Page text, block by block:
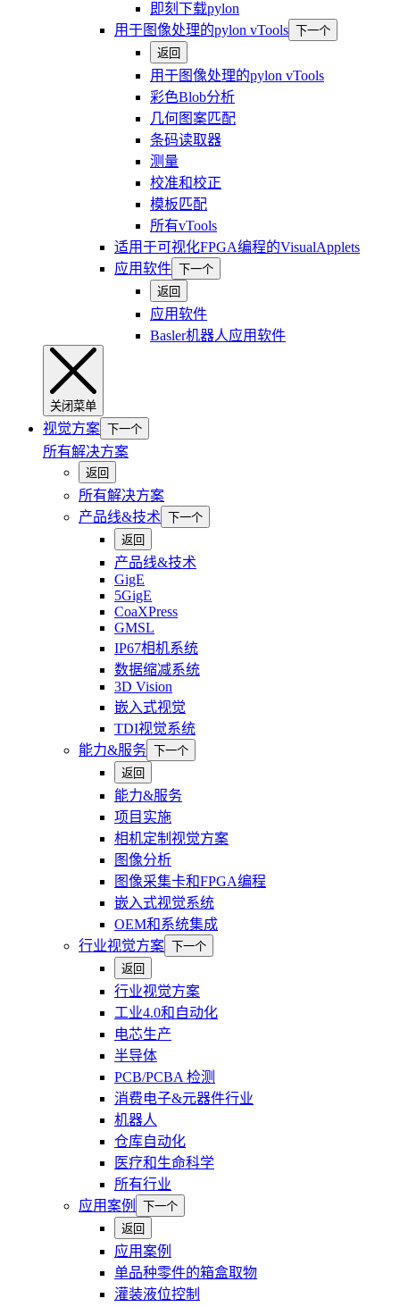
即刻下载pylon
用于图像处理的pylon vTools
下一个
返回
用于图像处理的pylon vTools
彩色Blob分析
几何图案匹配
条码读取器
测量
校准和校正
模板匹配
所有vTools
适用于可视化FPGA编程的VisualApplets
应用软件
下一个
返回
应用软件
Basler机器人应用软件
关闭菜单
视觉方案 下一个
所有解决方案
返回
所有解决方案
产品线&技术
下一个
返回
产品线&技术
GigE
5GigE
CoaXPress
GMSL
IP67相机系统
数据缩减系统
3D Vision
嵌入式视觉
TDI视觉系统
能力&服务
下一个
返回
能力&服务
项目实施
相机定制视觉方案
图像分析
图像采集卡和FPGA编程
嵌入式视觉系统
OEM和系统集成
行业视觉方案
下一个
返回
行业视觉方案
工业4.0和自动化
电芯生产
半导体
PCB/PCBA 检测
消费电子&元器件行业
机器人
仓库自动化
医疗和生命科学
所有行业
应用案例
下一个
返回
应用案例
单品种零件的箱盒取物
灌装液位控制